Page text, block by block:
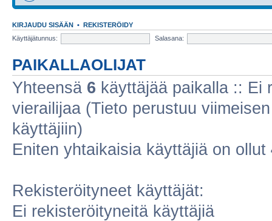
KIRJAUDU SISÄÄN • REKISTERÖIDY
Käyttäjätunnus:
Salasana:
PAIKALLAOLIJAT
Yhteensä 6 käyttäjää paikalla :: Ei
vierailijaa (Tieto perustuu
käyttäjiin)
Eniten yhtaikaisia käyttäjiä on ollut
Rekisteröityneet käyttäjät:
Ei rekisteröityneitä käyttäjiä